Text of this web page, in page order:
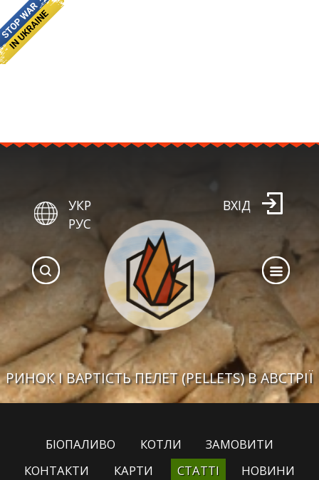
РИНОК І ВАРТІСТЬ ПЕЛЕТ (PELLETS) В АВСТРІЇ
УКР
РУС
ВХІД
БІОПАЛИВО КОТЛИ
ЗАМОВИТИ
КОНТАКТИ
КАРТИ СТАТТІ
НОВИНИ